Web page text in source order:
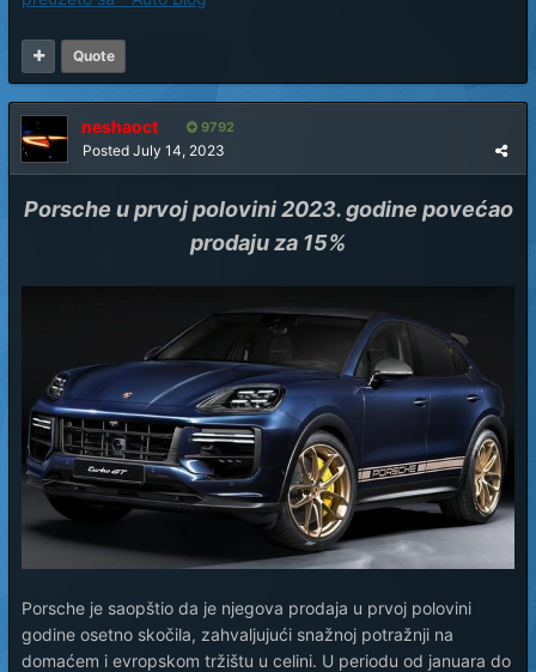
Quote
neshaoct 9792
Posted July 14, 2023
Porsche u prvoj polovini 2023. godine povećao
prodaju za 15%
Porsche je saopštio da je njegova prodaja u prvoj polovini
godine osetno skočila, zahvaljujući snažnoj potražnji na
domaćem i evropskom tržištu u celini. U periodu od januara do